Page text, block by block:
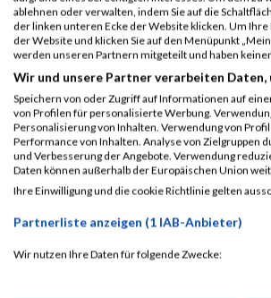
ALBUM B2RUN MÜNCHEN /
ablehnen oder verwalten, indem Sie auf die
der linken unteren Ecke der Website klicken. Um
der Website und klicken Sie auf den Menüpunkt
werden unseren Partnern mitgeteilt und haben
Wir und unsere Partner verarbeiten Daten,
Speichern von oder Zugriff auf Informationen auf
von Profilen für personalisierte Werbung.
Personalisierung von Inhalten. Verwendung von
Performance von Inhalten. Analyse von Zielgruppen
und Verbesserung der Angebote. Verwendung
Daten können außerhalb der Europäischen Union
Ihre Einwilligung und die cookie Richtlinie gelten
Partnerliste anzeigen (1 IAB-Anbieter)
Wir nutzen Ihre Daten für folgende Zwecke: